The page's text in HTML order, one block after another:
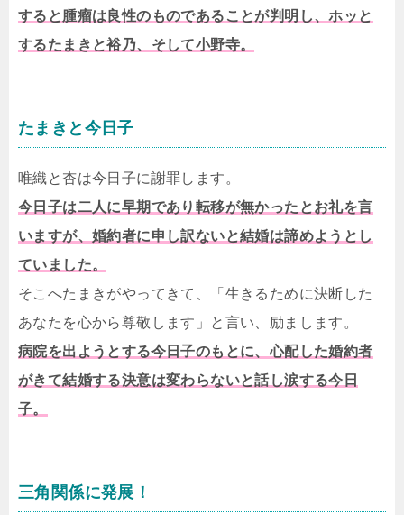
すると腫瘤は良性のものであることが判明し、ホッと
するたまきと裕乃、そして小野寺。
たまきと今日子
唯織と杏は今日子に謝罪します。
今日子は二人に早期であり転移が無かったとお礼を言
いますが、婚約者に申し訳ないと結婚は諦めようとし
ていました。
そこへたまきがやってきて、「生きるために決断した
あなたを心から尊敬します」と言い、励まします。
病院を出ようとする今日子のもとに、心配した婚約者
がきて結婚する決意は変わらないと話し涙する今日
子。
三角関係に発展！